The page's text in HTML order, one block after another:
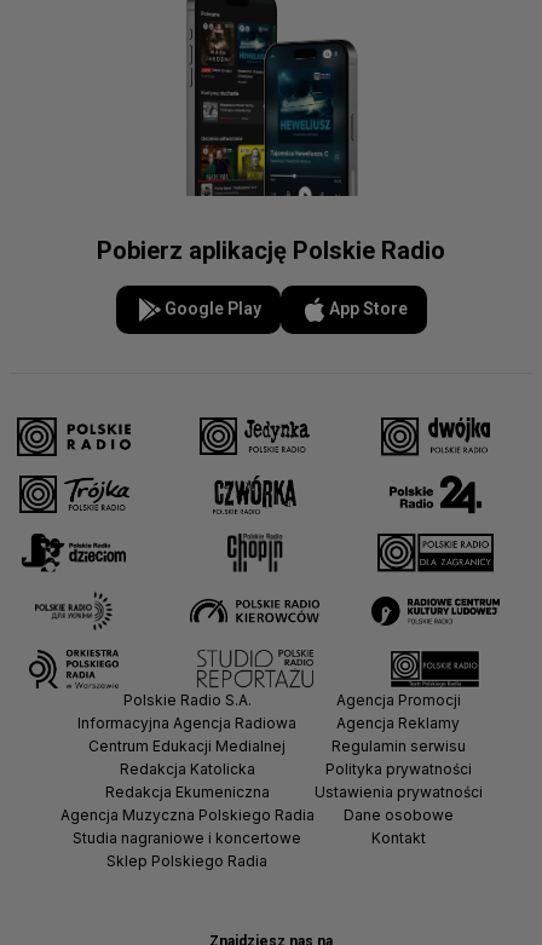
Pobierz aplikację Polskie Radio
Google Play App Store
Znajdziesz nas na
Polskie Radio S.A.
Informacyjna Agencja Radiowa
Centrum Edukacji Medialnej
Redakcja Katolicka
Redakcja Ekumeniczna
Agencja Muzyczna Polskiego Radia
Studia nagraniowe i koncertowe
Sklep Polskiego Radia
Agencja Promocji
Agencja Reklamy
Regulamin serwisu
Polityka prywatności
Ustawienia prywatności
Dane osobowe
Kontakt